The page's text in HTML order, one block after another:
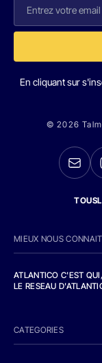
En cliquant sur
© 2026
MIEUX NOUS
ATLANTICO C'EST
LE RESEAU
CATEGORIES